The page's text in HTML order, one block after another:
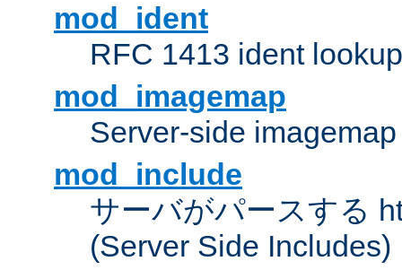
mod_ident
RFC 1413 ident
mod_imagemap
Server-side
mod_include
サーバがパースする
(Server Side Includes)